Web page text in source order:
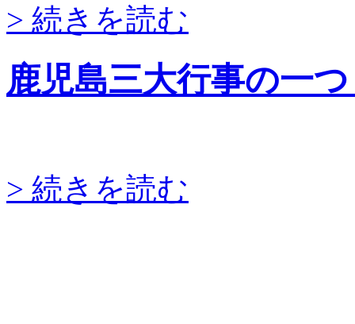
> 続きを読む
鹿児島三大行事の一
> 続きを読む